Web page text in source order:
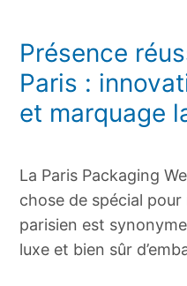
Présence
Paris :
et marquage
La Paris Packaging
chose de spécial
parisien est
luxe et bien sûr